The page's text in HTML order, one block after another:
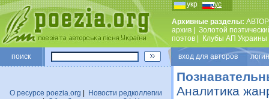
укр рус
Архивные разделы:
архив
Золотой
поэтов
Клубы АП Украины
поиск вход для авторов
О ресурсе poezia.org
Новости редколлегии
Аналитика